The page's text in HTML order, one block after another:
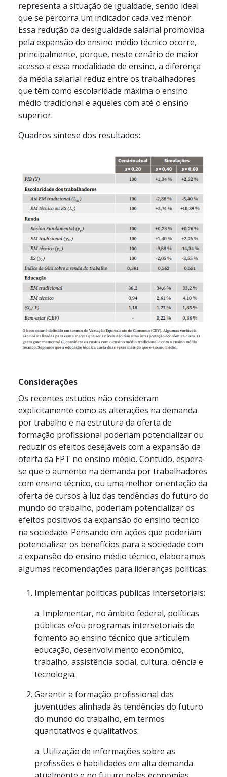
representa a situação de igualdade, sendo ideal
que se percorra um indicador cada vez menor.
Essa redução da desigualdade salarial promovida
pela expansão do ensino médio técnico ocorre,
principalmente, porque, neste cenário de maior
acesso a essa modalidade de ensino, a diferença
da média salarial reduz entre os trabalhadores
que têm como escolaridade máxima o ensino
médio tradicional e aqueles com até o ensino
superior.
Quadros síntese dos resultados:
Considerações
Os recentes estudos não consideram
explicitamente como as alterações na demanda
por trabalho e na estrutura da oferta de
formação profissional poderiam potencializar ou
reduzir os efeitos desejáveis com a expansão da
oferta da EPT no ensino médio. Contudo, espera-
se que o aumento na demanda por trabalhadores
com ensino técnico, ou uma melhor orientação da
oferta de cursos à luz das tendências do futuro do
mundo do trabalho, poderiam potencializar os
efeitos positivos da expansão do ensino técnico
na sociedade. Pensando em ações que poderiam
potencializar os benefícios para a sociedade com
a expansão do ensino médio técnico, elaboramos
algumas recomendações para lideranças políticas:
Implementar políticas públicas intersetoriais:
a. Implementar, no âmbito federal, políticas
públicas e/ou programas intersetoriais de
fomento ao ensino técnico que articulem
educação, desenvolvimento econômico,
trabalho, assistência social, cultura, ciência e
tecnologia.
Garantir a formação profissional das
juventudes alinhada às tendências do futuro
do mundo do trabalho, em termos
quantitativos e qualitativos:
a. Utilização de informações sobre as
profissões e habilidades em alta demanda